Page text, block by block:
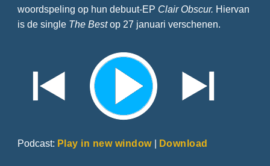
woordspeling op hun debuut-EP Clair Obscur. Hiervan
is de single The Bestop 27 januari verschenen.
Podcast: Play in new window| Download